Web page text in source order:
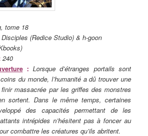
tome 18
(Redice Studio) & h-goon
240
:Lorsque d’étranges portails sont
du monde, l’humanité a dû trouver une
massacrée par les griffes des monstres
sortent. Dans le même temps, certaines
des capacités permettant de les
intrépides n’hésitent pas à foncer au
combattre les créatures qu’ils abritent.